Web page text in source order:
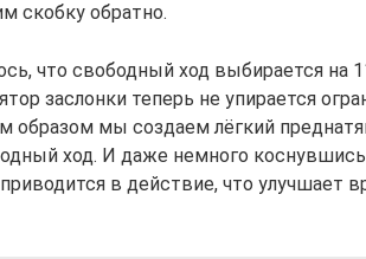
скобку обратно.
что свободный ход выбирается на
заслонки теперь не упирается
образом мы создаем лёгкий
ход. И даже немного коснувшись
приводится в действие, что улучшает